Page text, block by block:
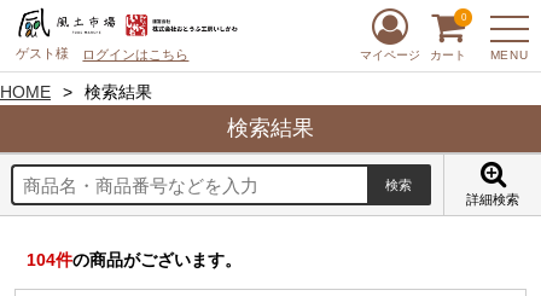
ゲスト様 ログインはこちら MENU
マイページ カート
0
HOME 検索結果
検索結果
詳細検索
104件の商品がございます。